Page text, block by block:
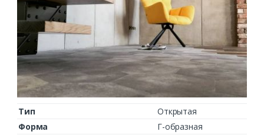
Тип
Открытая
Форма
Г-образная